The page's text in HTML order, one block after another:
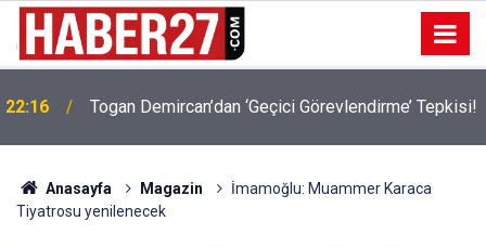
19:32
Sıcak Havalarda Ödem Şikayetini Hafife Almayın!
Anasayfa Magazin
İmamoğlu: Muammer Karaca
Tiyatrosu yenilenecek